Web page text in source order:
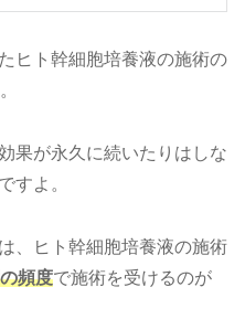
ヒト幹細胞培養液の施術の
果が永久に続いたりはしな
すよ。
、ヒト幹細胞培養液の施術
頻度で施術を受けるのが